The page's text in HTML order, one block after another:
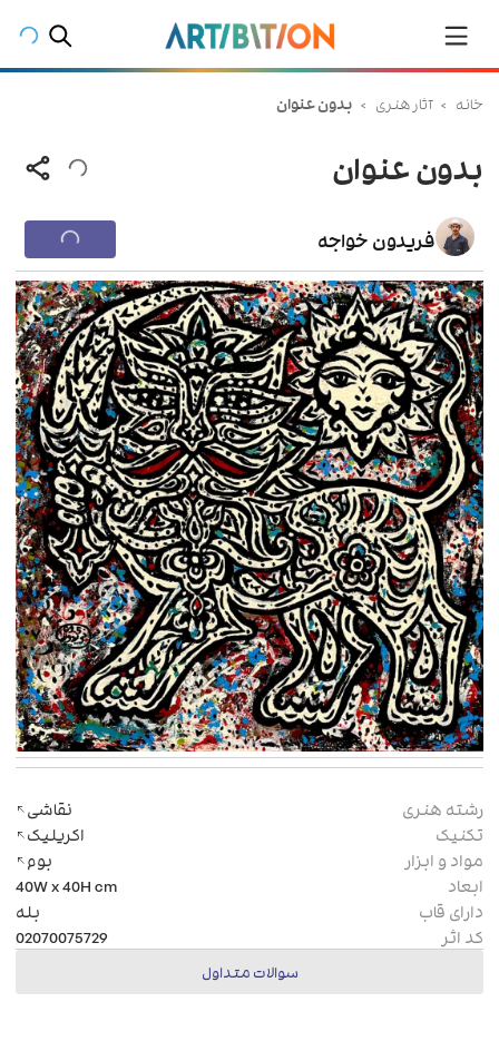
خانه > آثار هنری > بدون عنوان
بدون عنوان
فریدون خواجه
رشته هنری
نقاشی
تکنیک
اکریلیک
مواد و ابزار
بوم
ابعاد
40W x 40Hcm
دارای قاب
بله
کد اثر
02070075729
سوالات متداول